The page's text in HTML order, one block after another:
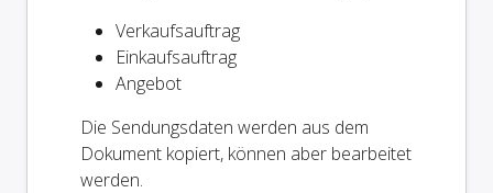
Verkaufsauftrag
Einkaufsauftrag
Angebot
Die Sendungsdaten werden aus dem
Dokument kopiert, können aber bearbeitet
werden.